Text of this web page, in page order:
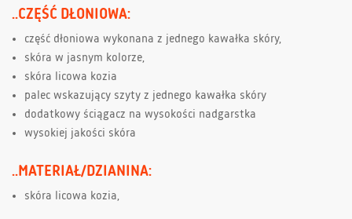
..CZĘŚĆ DŁONIOWA:
część dłoniowa wykonana z jednego kawałka skóry,
skóra w jasnym kolorze,
skóra licowa kozia
palec wskazujący szyty z jednego kawałka skóry
dodatkowy ściągacz na wysokości nadgarstka
wysokiej jakości skóra
..MATERIAŁ/DZIANINA:
skóra licowa kozia,